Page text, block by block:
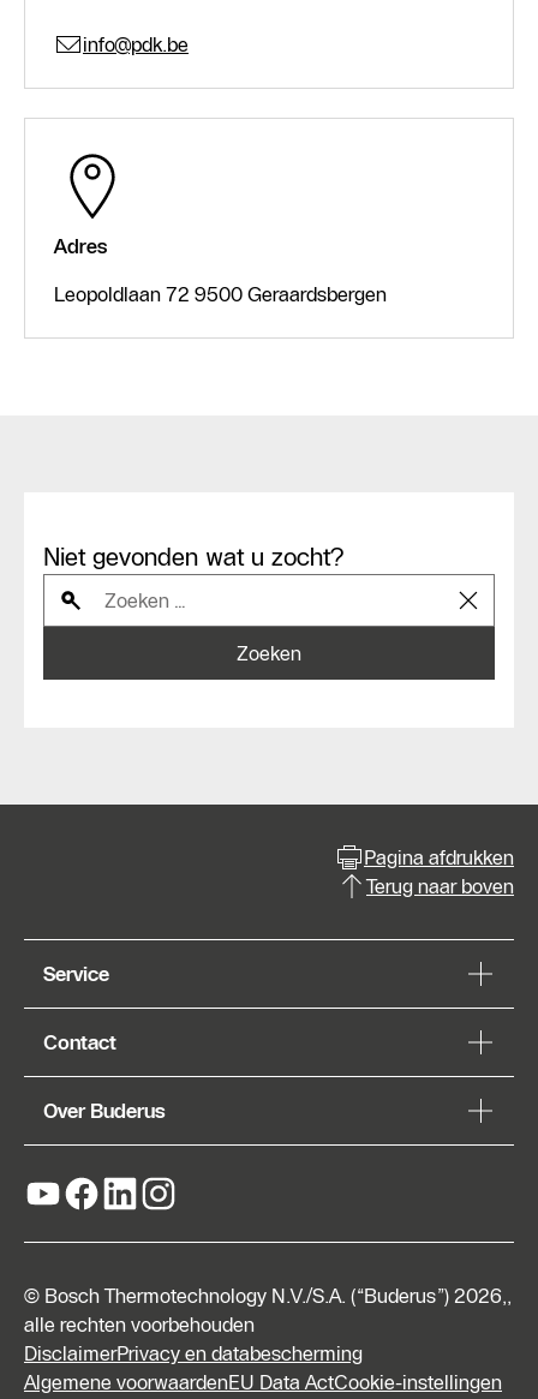
info@pdk.be
Adres
Leopoldlaan 72 9500 Geraardsbergen
Niet gevonden wat u zocht?
Zoeken
Pagina afdrukken
Terug naar boven
Service
Contact
Over Buderus
© Bosch Thermotechnology N.V./S.A. (“Buderus”) 2026,,
alle rechten voorbehouden
DisclaimerPrivacy en databescherming
Algemene voorwaardenEU Data ActCookie-instellingen